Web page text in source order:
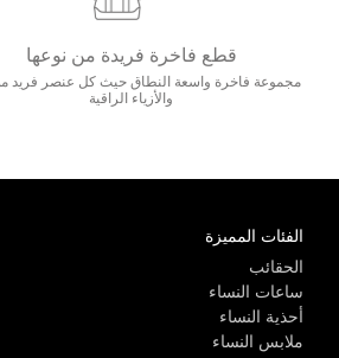
قطع فاخرة فريدة من نوعها
مجموعة فاخرة واسعة النطاق حيث كل عنصر فريد
والأزياء الراقية
الفئات المميزة
الحقائب
ساعات النساء
أحذية النساء
ملابس النساء